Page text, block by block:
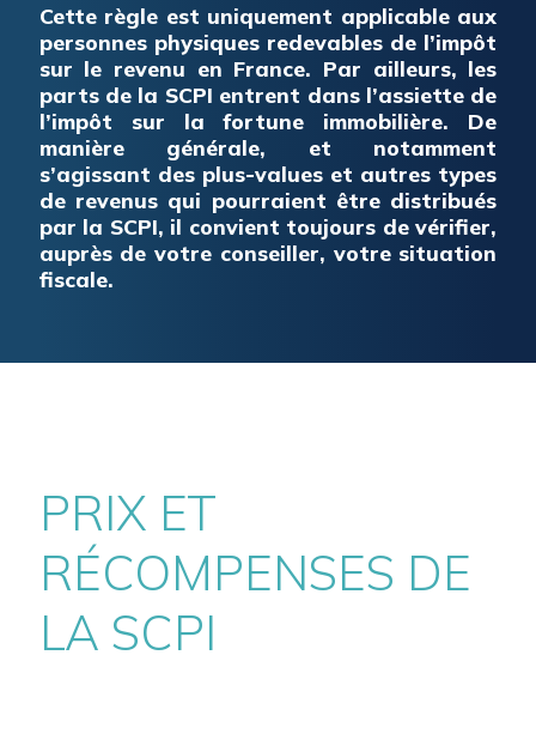
Cette règle est uniquement applicable aux
personnes physiques redevables de l’impôt
sur le revenu en France. Par ailleurs, les
parts de la SCPI entrent dans l’assiette de
l’impôt sur la fortune immobilière. De
manière générale, et notamment
s’agissant des plus-values et autres types
de revenus qui pourraient être distribués
par la SCPI, il convient toujours de vérifier,
auprès de votre conseiller, votre situation
fiscale.
PRIX ET
RÉCOMPENSES DE
LA SCPI